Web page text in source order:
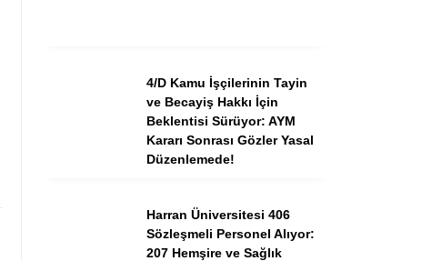
4/D Kamu İşçilerinin Tayin
ve Becayiş Hakkı İçin
Beklentisi Sürüyor: AYM
Kararı Sonrası Gözler Yasal
Düzenlemede!
Harran Üniversitesi 406
Sözleşmeli Personel Alıyor:
207 Hemşire ve Sağlık